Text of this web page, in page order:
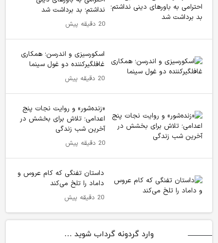
نداشتم؛ بد برداشت شد
20 دقیقه پیش
اسکورسیزی و اندرسن؛ همکاری
غافلگیرکننده دو غول سینما
20 دقیقه پیش
«زنده‌شور» و روایت نجات پنج
اعدامی؛ تلاش برای بخشش در
آخرین شب زندگی
20 دقیقه پیش
داستان تفنگی که کام عروس و
داماد را تلخ می‌کند
20 دقیقه پیش
وارد گردونه گرداب شوید …